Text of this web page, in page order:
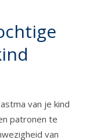
van je kind
patronen te
van